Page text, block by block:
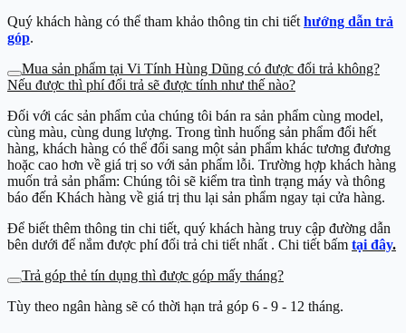
Quý khách hàng có thể tham khảo thông tin chi tiết hướng dẫn trả
góp.
Mua sản phẩm tại Vi Tính Hùng Dũng có được đổi trả không?
Nếu được thì phí đổi trả sẽ được tính như thế nào?
Đối với các sản phẩm của chúng tôi bán ra sản phẩm cùng model,
cùng màu, cùng dung lượng. Trong tình huống sản phẩm đổi hết
hàng, khách hàng có thể đổi sang một sản phẩm khác tương đương
hoặc cao hơn về giá trị so với sản phẩm lỗi. Trường hợp khách hàng
muốn trả sản phẩm: Chúng tôi sẽ kiểm tra tình trạng máy và thông
báo đến Khách hàng về giá trị thu lại sản phẩm ngay tại cửa hàng.
Để biết thêm thông tin chi tiết, quý khách hàng truy cập đường dẫn
bên dưới để nắm được phí đổi trả chi tiết nhất . Chi tiết bấm tại đây.
Trả góp thẻ tín dụng thì được góp mấy tháng?
Tùy theo ngân hàng sẽ có thời hạn trả góp 6 - 9 - 12 tháng.